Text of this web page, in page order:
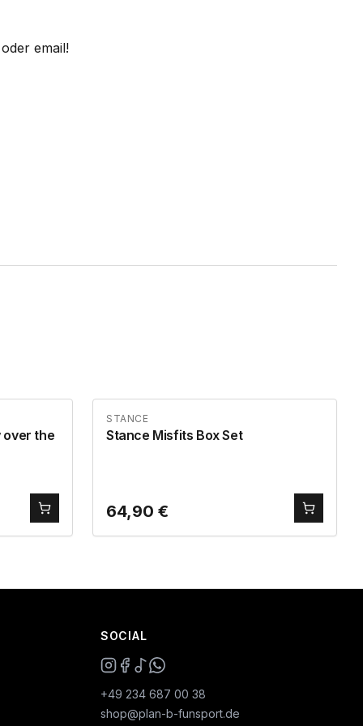
email!
over the
STANCE
Stance Misfits Box Set
64,90 €
SOCIAL
+49 234 687 00 38
shop@plan-b-funsport.de